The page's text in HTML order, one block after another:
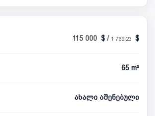
115 000 / 1 769.23
65 m²
ახალი აშენებული